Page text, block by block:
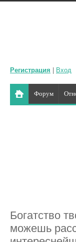
Регистрация Вход
Форум
Богатство
можешь